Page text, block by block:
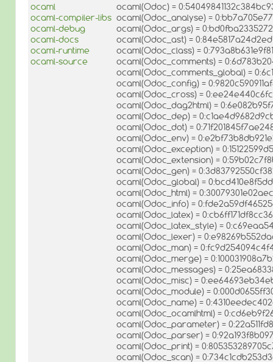
ocaml
ocaml-compiler-libs
ocaml-debug
ocaml-docs
ocaml-runtime
ocaml-source
ocaml(Odoc) =
ocaml(Odoc_analyse) =
ocaml(Odoc_args) =
ocaml(Odoc_ast) =
ocaml(Odoc_class) =
ocaml(Odoc_comments) =
ocaml(Odoc_comments_global) =
ocaml(Odoc_config) =
ocaml(Odoc_cross) =
ocaml(Odoc_dag2html) =
ocaml(Odoc_dep) =
ocaml(Odoc_dot) =
ocaml(Odoc_env) =
ocaml(Odoc_exception) =
ocaml(Odoc_extension) =
ocaml(Odoc_gen) =
ocaml(Odoc_global) =
ocaml(Odoc_html) =
ocaml(Odoc_info) =
ocaml(Odoc_latex) =
ocaml(Odoc_latex_style) =
ocaml(Odoc_lexer) =
ocaml(Odoc_man) =
ocaml(Odoc_merge) =
ocaml(Odoc_messages) =
ocaml(Odoc_misc) =
ocaml(Odoc_module) =
ocaml(Odoc_name) =
ocaml(Odoc_ocamlhtml) =
ocaml(Odoc_parameter) =
ocaml(Odoc_parser) =
ocaml(Odoc_print) =
ocaml(Odoc_scan) =